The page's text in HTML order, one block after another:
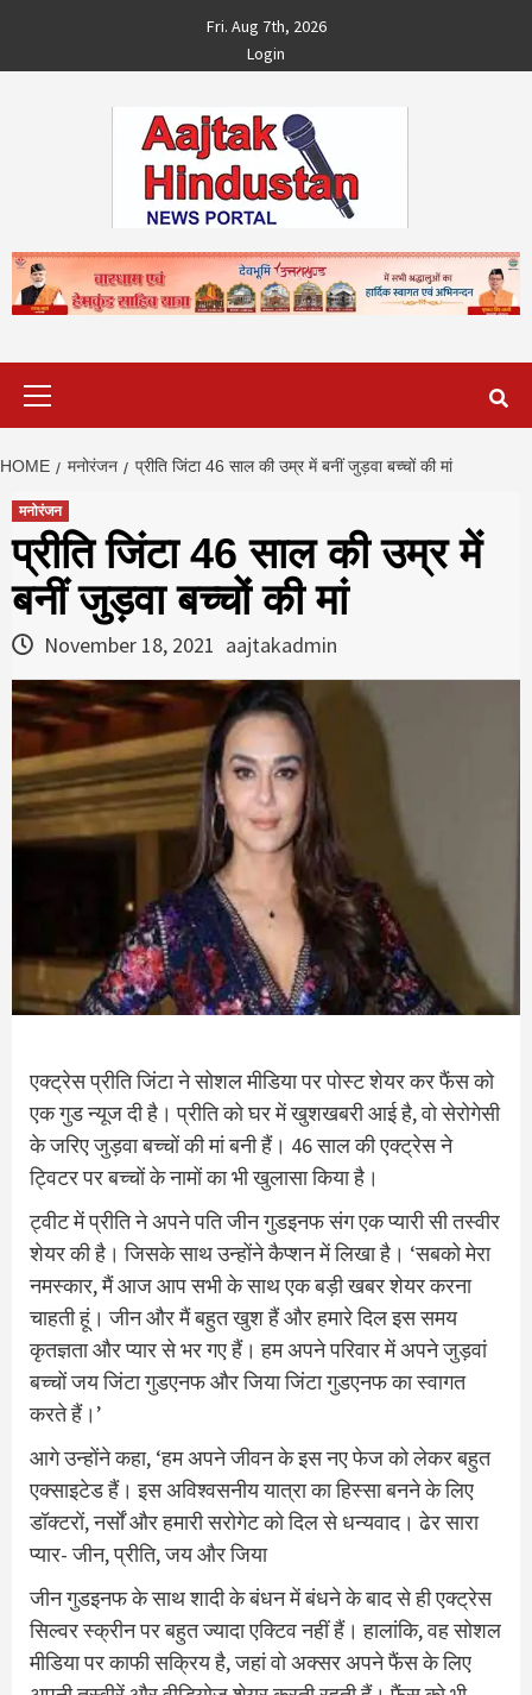
content
Fri. Aug 7th, 2026
Login
HOME मनोरंजन प्रीति जिंटा 46 साल की उम्र में बनीं जुड़वा बच्चों की मां
मनोरंजन
प्रीति जिंटा 46 साल की उम्र में
बनीं जुड़वा बच्चों की मां
November 18, 2021 aajtakadmin
एक्ट्रेस प्रीति जिंटा ने सोशल मीडिया पर पोस्ट शेयर कर फैंस को
एक गुड न्यूज दी है। प्रीति को घर में खुशखबरी आई है, वो सेरोगेसी
के जरिए जुड़वा बच्चों की मां बनी हैं। 46 साल की एक्ट्रेस ने
ट्विटर पर बच्चों के नामों का भी खुलासा किया है।
ट्वीट में प्रीति ने अपने पति जीन गुडइनफ संग एक प्यारी सी तस्वीर
शेयर की है। जिसके साथ उन्होंने कैप्शन में लिखा है। ‘सबको मेरा
नमस्कार, मैं आज आप सभी के साथ एक बड़ी खबर शेयर करना
चाहती हूं। जीन और मैं बहुत खुश हैं और हमारे दिल इस समय
कृतज्ञता और प्यार से भर गए हैं। हम अपने परिवार में अपने जुड़वां
बच्चों जय जिंटा गुडएनफ और जिया जिंटा गुडएनफ का स्वागत
करते हैं।’
आगे उन्होंने कहा, ‘हम अपने जीवन के इस नए फेज को लेकर बहुत
एक्साइटेड हैं। इस अविश्वसनीय यात्रा का हिस्सा बनने के लिए
डॉक्टरों, नर्सों और हमारी सरोगेट को दिल से धन्यवाद। ढेर सारा
प्यार- जीन, प्रीति, जय और जिया
जीन गुडइनफ के साथ शादी के बंधन में बंधने के बाद से ही एक्ट्रेस
सिल्वर स्क्रीन पर बहुत ज्यादा एक्टिव नहीं हैं। हालांकि, वह सोशल
मीडिया पर काफी सक्रिय है, जहां वो अक्सर अपने फैंस के लिए